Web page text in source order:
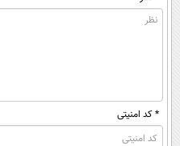
* کد امنیتی